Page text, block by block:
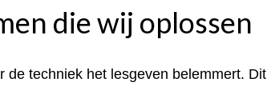
die wij oplossen
techniek het lesgeven belemmert.